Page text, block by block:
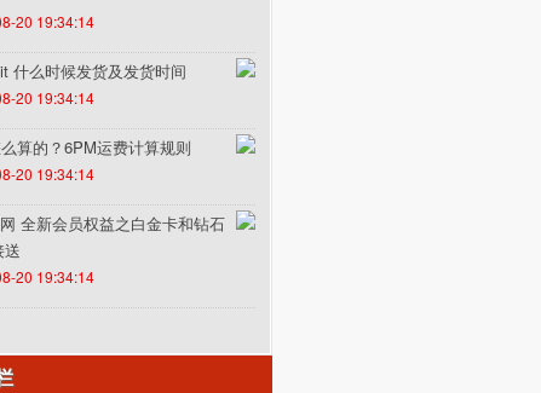
20 19:34:14
什么时候发货及发货时间
20 19:34:14
算的？6PM运费计算规则
20 19:34:14
全新会员权益之白金卡和钻石
20 19:34:14